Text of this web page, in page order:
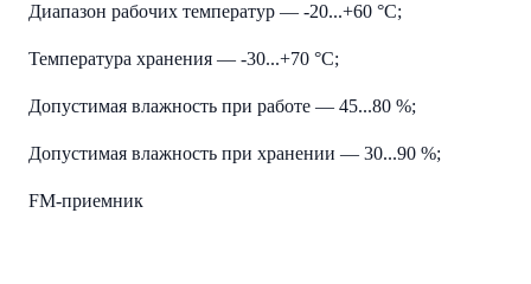
Диапазон рабочих температур — -20...+60 °С;
Температура хранения — -30...+70 °С;
Допустимая влажность при работе — 45...80 %;
Допустимая влажность при хранении — 30...90 %;
FM-приемник